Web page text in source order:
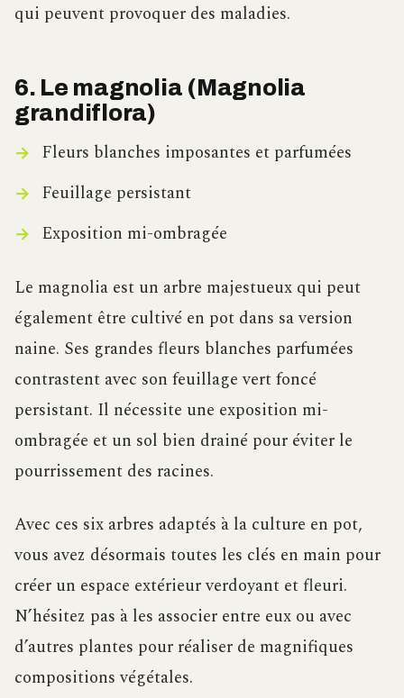
qui peuvent provoquer des maladies.
6. Le magnolia (Magnolia
grandiflora)
Fleurs blanches imposantes et parfumées
Feuillage persistant
Exposition mi-ombragée
Le magnolia est un arbre majestueux qui peut
également être cultivé en pot dans sa version
naine. Ses grandes fleurs blanches parfumées
contrastent avec son feuillage vert foncé
persistant. Il nécessite une exposition mi-
ombragée et un sol bien drainé pour éviter le
pourrissement des racines.
Avec ces six arbres adaptés à la culture en pot,
vous avez désormais toutes les clés en main pour
créer un espace extérieur verdoyant et fleuri.
N’hésitez pas à les associer entre eux ou avec
d’autres plantes pour réaliser de magnifiques
compositions végétales.